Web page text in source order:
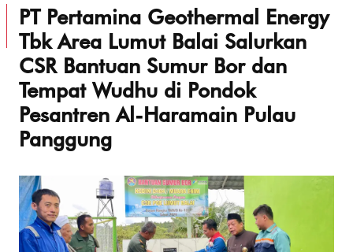
PT Pertamina Geothermal Energy
Tbk Area Lumut Balai Salurkan
CSR Bantuan Sumur Bor dan
Tempat Wudhu di Pondok
Pesantren Al-Haramain Pulau
Panggung